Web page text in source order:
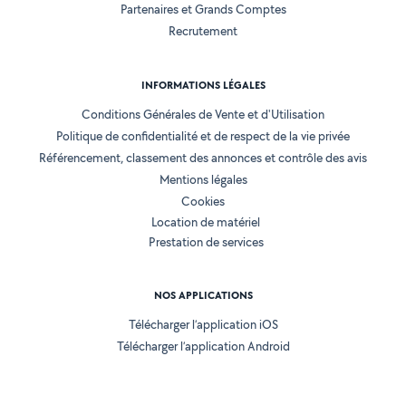
Partenaires et Grands Comptes
Recrutement
INFORMATIONS LÉGALES
Conditions Générales de Vente et d'Utilisation
Politique de confidentialité et de respect de la vie privée
Référencement, classement des annonces et contrôle des avis
Mentions légales
Cookies
Location de matériel
Prestation de services
NOS APPLICATIONS
Télécharger l’application iOS
Télécharger l’application Android